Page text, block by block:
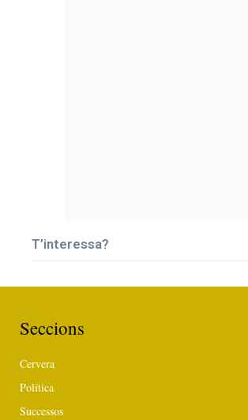
T’interessa?
Seccions
Cervera
Política
Successos